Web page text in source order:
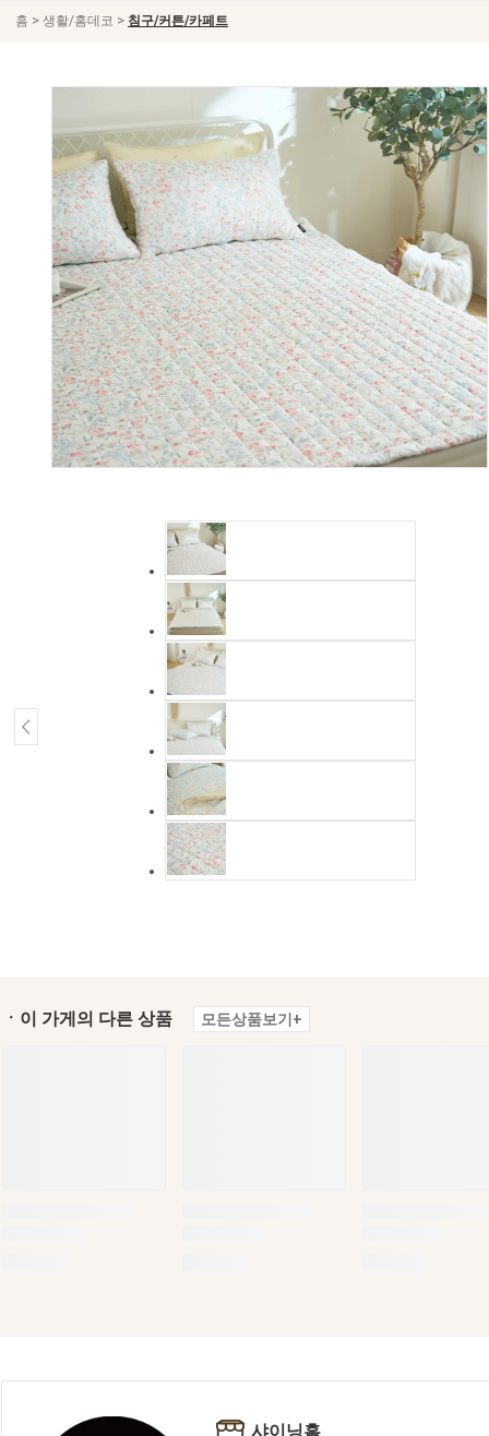
홈 > 생활/홈데코 > 침구/커튼/카페트
ㆍ이 가게의 다른 상품 모든상품보기+
샤이닝홈